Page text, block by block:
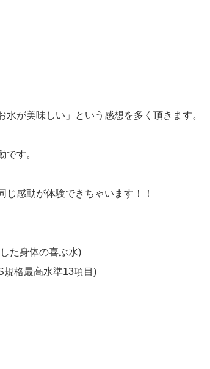
が美味しい」という感想を多く頂きます。
す。
感動が体験できちゃいます！！
た身体の喜ぶ水)
規格最高水準13項目)